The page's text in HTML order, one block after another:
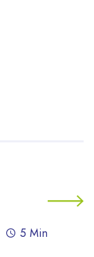
5 Min